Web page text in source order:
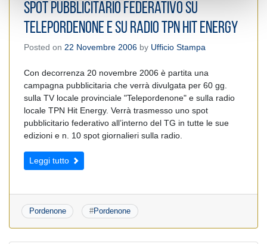
Spot pubblicitario federativo su
Telepordenone e su radio TPN Hit Energy
Posted on 22 Novembre 2006 by Ufficio Stampa
Con decorrenza 20 novembre 2006 è partita una
campagna pubblicitaria che verrà divulgata per 60 gg.
sulla TV locale provinciale "Telepordenone" e sulla radio
locale TPN Hit Energy. Verrà trasmesso uno spot
pubblicitario federativo all’interno del TG in tutte le sue
edizioni e n. 10 spot giornalieri sulla radio.
Leggi tutto
Pordenone #Pordenone